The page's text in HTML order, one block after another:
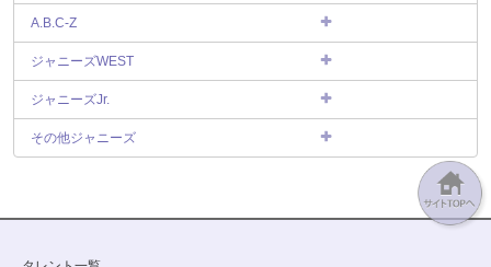
A.B.C-Z
ジャニーズWEST
ジャニーズJr.
その他ジャニーズ